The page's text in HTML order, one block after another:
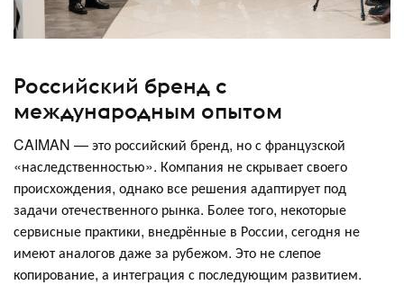
Российский бренд с
международным опытом
CAIMAN — это российский бренд, но с французской
«наследственностью». Компания не скрывает своего
происхождения, однако все решения адаптирует под
задачи отечественного рынка. Более того, некоторые
сервисные практики, внедрённые в России, сегодня не
имеют аналогов даже за рубежом. Это не слепое
копирование, а интеграция с последующим развитием.